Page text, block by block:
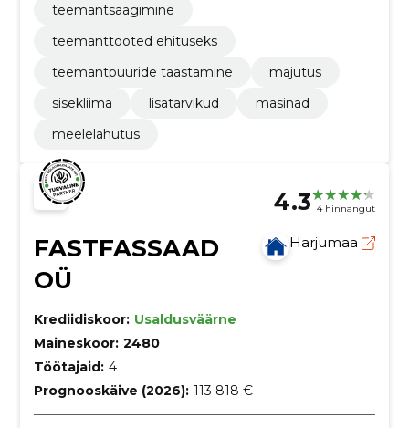
teemantsaagimine
teemanttooted ehituseks
teemantpuuride taastamine
majutus
sisekliima
lisatarvikud
masinad
meelelahutus
4.3 4 hinnangut
FASTFASSAAD
OÜ
Harjumaa
Krediidiskoor: Usaldusväärne
Maineskoor: 2480
Töötajaid: 4
Prognooskäive (2026): 113 818 €